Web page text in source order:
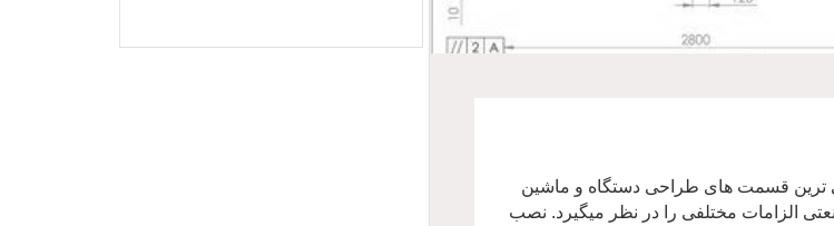
ترین قسمت های طراحی دستگاه و ماشین
الزامات مختلفی را در نظر میگیرد. نصب